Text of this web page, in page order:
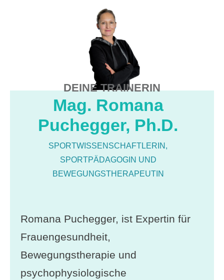
DEINE TRAINERIN
Mag. Romana
Puchegger, Ph.D.
SPORTWISSENSCHAFTLERIN,
SPORTPÄDAGOGIN UND
BEWEGUNGSTHERAPEUTIN
Romana Puchegger, ist Expertin für
Frauengesundheit,
Bewegungstherapie und
psychophysiologische